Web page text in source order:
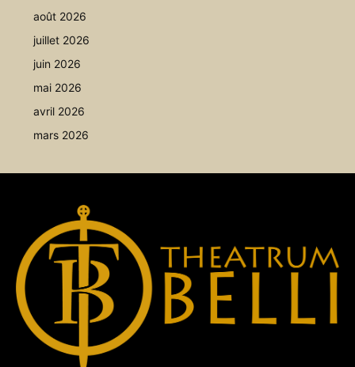
août 2026
juillet 2026
juin 2026
mai 2026
avril 2026
mars 2026